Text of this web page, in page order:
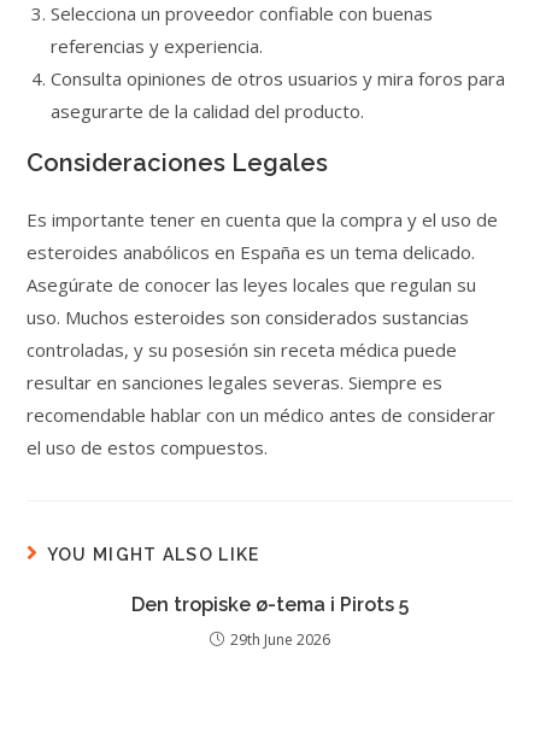
Selecciona un proveedor confiable con buenas
referencias y experiencia.
Consulta opiniones de otros usuarios y mira foros para
asegurarte de la calidad del producto.
Consideraciones Legales
Es importante tener en cuenta que la compra y el uso de
esteroides anabólicos en España es un tema delicado.
Asegúrate de conocer las leyes locales que regulan su
uso. Muchos esteroides son considerados sustancias
controladas, y su posesión sin receta médica puede
resultar en sanciones legales severas. Siempre es
recomendable hablar con un médico antes de considerar
el uso de estos compuestos.
YOU MIGHT ALSO LIKE
Den tropiske ø-tema i Pirots 5
29th June 2026